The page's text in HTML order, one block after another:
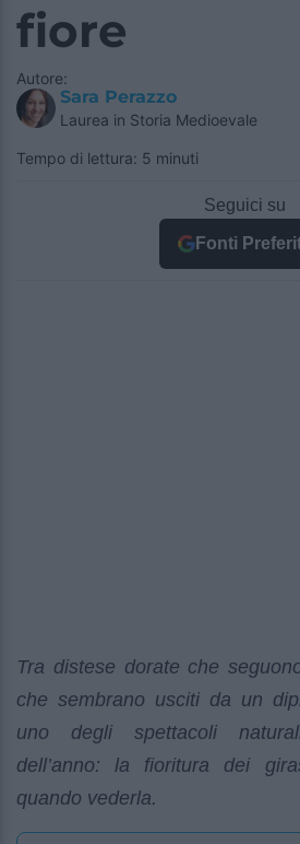
fiore
Autore:
Sara Perazzo
Laurea in Storia Medioevale
Tempo di lettura: 5 minuti
Seguici su
Fonti
Tra distese dorate che
che sembrano usciti da un
uno degli spettacoli
dell’anno: la fioritura dei
quando vederla.